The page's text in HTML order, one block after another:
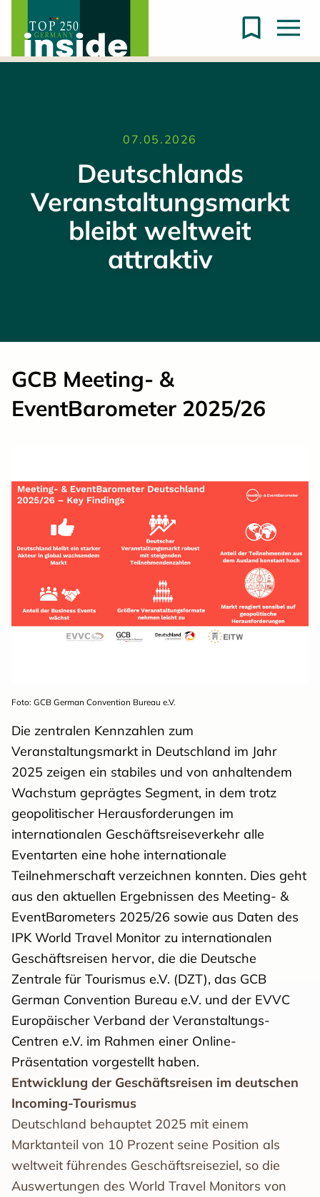
07.05.2026
Deutschlands
Veranstaltungsmarkt
bleibt weltweit
attraktiv
GCB Meeting- &
EventBarometer 2025/26
Foto: GCB German Convention Bureau e.V.
Die zentralen Kennzahlen zum
Veranstaltungsmarkt in Deutschland im Jahr
2025 zeigen ein stabiles und von anhaltendem
Wachstum geprägtes Segment, in dem trotz
geopolitischer Herausforderungen im
internationalen Geschäftsreiseverkehr alle
Eventarten eine hohe internationale
Teilnehmerschaft verzeichnen konnten. Dies geht
aus den aktuellen Ergebnissen des Meeting- &
EventBarometers 2025/26 sowie aus Daten des
IPK World Travel Monitor zu internationalen
Geschäftsreisen hervor, die die Deutsche
Zentrale für Tourismus e.V. (DZT), das GCB
German Convention Bureau e.V. und der EVVC
Europäischer Verband der Veranstaltungs-
Centren e.V. im Rahmen einer Online-
Präsentation vorgestellt haben.
Entwicklung der Geschäftsreisen im deutschen
Incoming-Tourismus
Deutschland behauptet 2025 mit einem
Marktanteil von 10 Prozent seine Position als
weltweit führendes Geschäftsreiseziel, so die
Auswertungen des World Travel Monitors von